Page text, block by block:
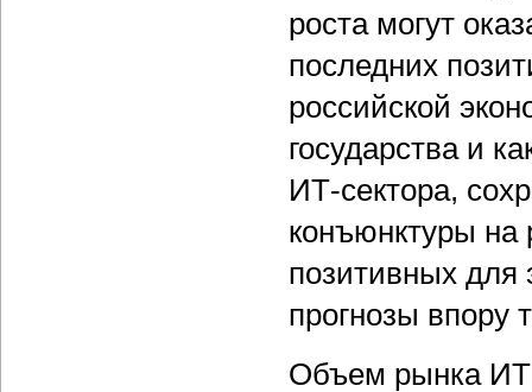
роста могут
последних
российской
государства и
ИТ-сектора,
конъюнктуры на
позитивных для
прогнозы впору
Объем рынка ИТ-